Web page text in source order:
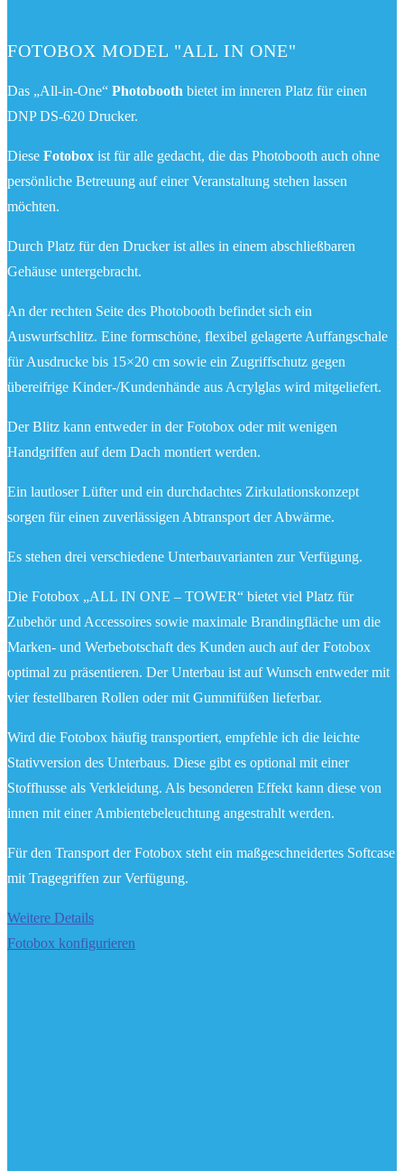
FOTOBOX MODEL "ALL IN ONE"
Das „All-in-One“ Photobooth bietet im inneren Platz für einen
DNP DS-620 Drucker.
Diese Fotobox ist für alle gedacht, die das Photobooth auch ohne
persönliche Betreuung auf einer Veranstaltung stehen lassen
möchten.
Durch Platz für den Drucker ist alles in einem abschließbaren
Gehäuse untergebracht.
An der rechten Seite des Photobooth befindet sich ein
Auswurfschlitz. Eine formschöne, flexibel gelagerte Auffangschale
für Ausdrucke bis 15×20 cm sowie ein Zugriffschutz gegen
übereifrige Kinder-/Kundenhände aus Acrylglas wird mitgeliefert.
Der Blitz kann entweder in der Fotobox oder mit wenigen
Handgriffen auf dem Dach montiert werden.
Ein lautloser Lüfter und ein durchdachtes Zirkulationskonzept
sorgen für einen zuverlässigen Abtransport der Abwärme.
Es stehen drei verschiedene Unterbauvarianten zur Verfügung.
Die Fotobox „ALL IN ONE – TOWER“ bietet viel Platz für
Zubehör und Accessoires sowie maximale Brandingfläche um die
Marken- und Werbebotschaft des Kunden auch auf der Fotobox
optimal zu präsentieren. Der Unterbau ist auf Wunsch entweder mit
vier festellbaren Rollen oder mit Gummifüßen lieferbar.
Wird die Fotobox häufig transportiert, empfehle ich die leichte
Stativversion des Unterbaus. Diese gibt es optional mit einer
Stoffhusse als Verkleidung. Als besonderen Effekt kann diese von
innen mit einer Ambientebeleuchtung angestrahlt werden.
Für den Transport der Fotobox steht ein maßgeschneidertes Softcase
mit Tragegriffen zur Verfügung.
Weitere Details
Fotobox konfigurieren